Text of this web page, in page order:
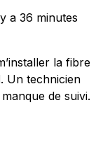
a 36 minutes
la fibre
Un technicien
de suivi.